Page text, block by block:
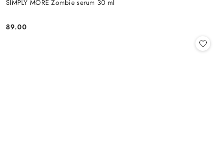
SIMPLY MORE Zombie serum 30 ml
Cena:
89.00